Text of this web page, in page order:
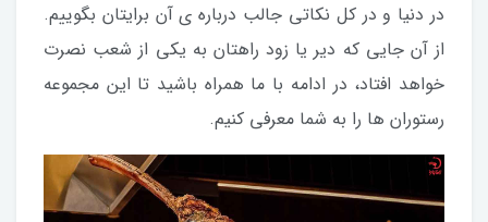
در دنیا و در کل نکاتی جالب درباره ی آن برایتان بگوییم.
از آن جایی که دیر یا زود راهتان به یکی از شعب نصرت
خواهد افتاد، در ادامه با ما همراه باشید تا این مجموعه
رستوران ها را به شما معرفی کنیم.